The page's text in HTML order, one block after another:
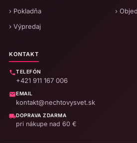
› Pokladňa
›
› Výpredaj
KONTAKT
TELEFÓN
+421 911 167 006
EMAIL
kontakt@nechtovysvet.sk
DOPRAVA ZDARMA
pri nákupe nad 60 €